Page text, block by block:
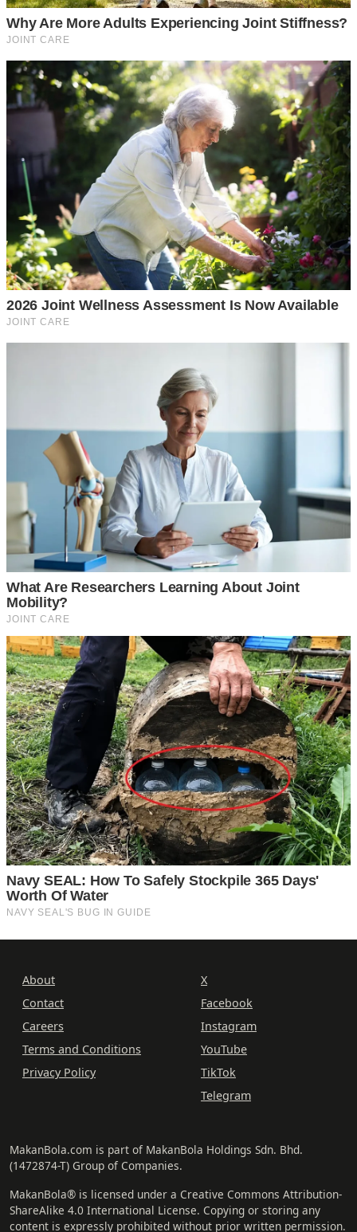
About
Contact
Careers
Terms and Conditions
Privacy Policy
X
Facebook
Instagram
YouTube
TikTok
Telegram
MakanBola.com is part of MakanBola Holdings Sdn. Bhd.
(1472874-T) Group of Companies.
MakanBola® is licensed under a Creative Commons Attribution-
ShareAlike 4.0 International License. Copying or storing any
content is expressly prohibited without prior written permission.